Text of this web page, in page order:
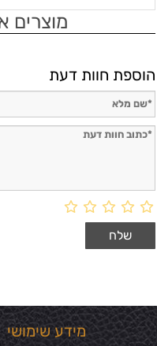
מוצרים
הוספת חוות דעת
מידע שימושי